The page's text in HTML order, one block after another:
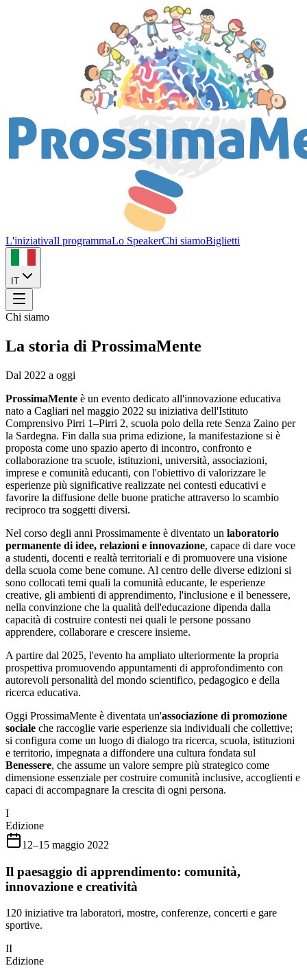
L'iniziativaIl programmaLo SpeakerChi siamoBiglietti
IT
Chi siamo
La storia di ProssimaMente
Dal 2022 a oggi
ProssimaMente è un evento dedicato all'innovazione educativa
nato a Cagliari nel maggio 2022 su iniziativa dell'Istituto
Comprensivo Pirri 1–Pirri 2, scuola polo della rete Senza Zaino per
la Sardegna. Fin dalla sua prima edizione, la manifestazione si è
proposta come uno spazio aperto di incontro, confronto e
collaborazione tra scuole, istituzioni, università, associazioni,
imprese e comunità educanti, con l'obiettivo di valorizzare le
esperienze più significative realizzate nei contesti educativi e
favorire la diffusione delle buone pratiche attraverso lo scambio
reciproco tra soggetti diversi.
Nel corso degli anni Prossimamente è diventato un laboratorio
permanente di idee, relazioni e innovazione, capace di dare voce
a studenti, docenti e realtà territoriali e di promuovere una visione
della scuola come bene comune. Al centro delle diverse edizioni si
sono collocati temi quali la comunità educante, le esperienze
creative, gli ambienti di apprendimento, l'inclusione e il benessere,
nella convinzione che la qualità dell'educazione dipenda dalla
capacità di costruire contesti nei quali le persone possano
apprendere, collaborare e crescere insieme.
A partire dal 2025, l'evento ha ampliato ulteriormente la propria
prospettiva promuovendo appuntamenti di approfondimento con
autorevoli personalità del mondo scientifico, pedagogico e della
ricerca educativa.
Oggi ProssimaMente è diventata un'associazione di promozione
sociale che raccoglie varie esperienze sia individuali che collettive;
si configura come un luogo di dialogo tra ricerca, scuola, istituzioni
e territorio, impegnata a diffondere una cultura fondata sul
Benessere, che assume un valore sempre più strategico come
dimensione essenziale per costruire comunità inclusive, accoglienti e
capaci di accompagnare la crescita di ogni persona.
I
Edizione
12–15 maggio 2022
Il paesaggio di apprendimento: comunità,
innovazione e creatività
120 iniziative tra laboratori, mostre, conferenze, concerti e gare
sportive.
II
Edizione